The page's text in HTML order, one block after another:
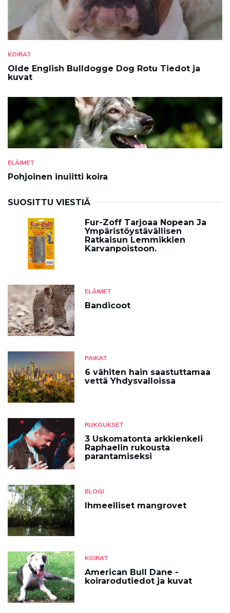
KOIRAT
Olde English Bulldogge Dog Rotu Tiedot ja
kuvat
ELÄIMET
Pohjoinen inuiitti koira
SUOSITTU VIESTIÄ
Fur-Zoff Tarjoaa Nopean Ja
Ympäristöystävällisen
Ratkaisun Lemmikkien
Karvanpoistoon.
ELÄIMET
Bandicoot
PAIKAT
6 vähiten hain saastuttamaa
vettä Yhdysvalloissa
RUKOUKSET
3 Uskomatonta arkkienkeli
Raphaelin rukousta
parantamiseksi
BLOGI
Ihmeelliset mangrovet
KOIRAT
American Bull Dane -
koirarodutiedot ja kuvat